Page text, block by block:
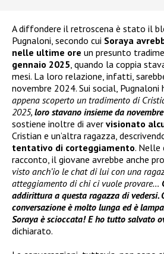
A diffondere il retroscena è stato il
Pugnaloni, secondo cui Soraya
nelle ultime ore un presunto
gennaio 2025 , quando la coppia
mesi. La loro relazione, infatti,
novembre 2024. Sui social, Pugnaloni
appena scoperto un tradimento di
2025, loro stavano insieme da
sostiene inoltre di aver visionato
Cristian e un’altra ragazza,
tentativo di corteggiamento. Nelle
racconto, il giovane avrebbe anche
visto anch’io le chat di lui con una
atteggiamento di chi ci vuole provare…
addirittura a questa ragazza di vedersi.
conversazione è molto lunga ed è
Soraya è scioccata! E ho tutto salvato
dichiarato.